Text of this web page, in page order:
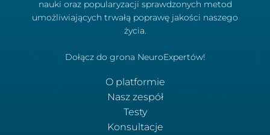
nauki oraz popularyzacji sprawdzonych metod
umożliwiających trwałą poprawę jakości naszego
życia.
Dołącz do grona NeuroExpertów!
O platformie
Nasz zespół
Testy
Konsultacje